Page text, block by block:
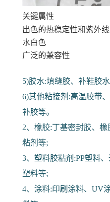
关键属性
出色的热稳定性和紫外
水白色
5)胶水:填缝胶、补鞋胶
6)其他粘接剂:高温胶带
补胶等。
2、橡胶:丁基密封胶、